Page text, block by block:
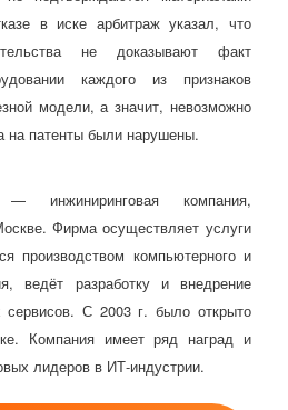
в иске арбитраж указал, что
не доказывают факт
каждого из признаков
модели, а значит, невозможно
на патенты были нарушены.
инжиниринговая компания,
Фирма осуществляет услуги
производством компьютерного и
ведёт разработку и внедрение
сервисов. С 2003 г. было открыто
Компания имеет ряд наград и
лидеров в ИТ-индустрии.